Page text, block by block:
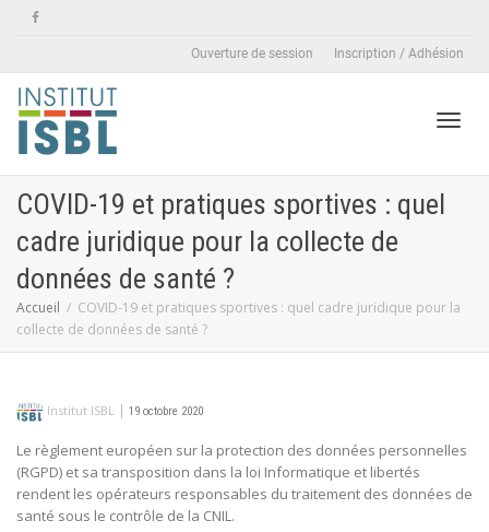
Ouverture de session Inscription / Adhésion
COVID-19 et pratiques sportives : quel
cadre juridique pour la collecte de
données de santé ?
Accueil
COVID-19 et pratiques sportives : quel cadre juridique pour la
collecte de données de santé ?
Institut ISBL | 19 octobre 2020
Le règlement européen sur la protection des données personnelles
(RGPD) et sa transposition dans la loi Informatique et libertés
rendent les opérateurs responsables du traitement des données de
santé sous le contrôle de la CNIL.